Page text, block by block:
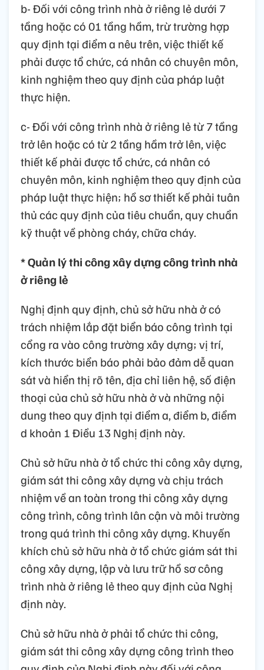
b- Đối với công trình nhà ở riêng lẻ dưới 7
tầng hoặc có 01 tầng hầm, trừ trường hợp
quy định tại điểm a nêu trên, việc thiết kế
phải được tổ chức, cá nhân có chuyên môn,
kinh nghiệm theo quy định của pháp luật
thực hiện.
c- Đối với công trình nhà ở riêng lẻ từ 7 tầng
trở lên hoặc có từ 2 tầng hầm trở lên, việc
thiết kế phải được tổ chức, cá nhân có
chuyên môn, kinh nghiệm theo quy định của
pháp luật thực hiện; hồ sơ thiết kế phải tuân
thủ các quy định của tiêu chuẩn, quy chuẩn
kỹ thuật về phòng cháy, chữa cháy.
* Quản lý thi công xây dựng công trình nhà
ở riêng lẻ
Nghị định quy định, chủ sở hữu nhà ở có
trách nhiệm lắp đặt biển báo công trình tại
cổng ra vào công trường xây dựng; vị trí,
kích thước biển báo phải bảo đảm dễ quan
sát và hiển thị rõ tên, địa chỉ liên hệ, số điện
thoại của chủ sở hữu nhà ở và những nội
dung theo quy định tại điểm a, điểm b, điểm
d khoản 1 Điều 13 Nghị định này.
Chủ sở hữu nhà ở tổ chức thi công xây dựng,
giám sát thi công xây dựng và chịu trách
nhiệm về an toàn trong thi công xây dựng
công trình, công trình lân cận và môi trường
trong quá trình thi công xây dựng. Khuyến
khích chủ sở hữu nhà ở tổ chức giám sát thi
công xây dựng, lập và lưu trữ hồ sơ công
trình nhà ở riêng lẻ theo quy định của Nghị
định này.
Chủ sở hữu nhà ở phải tổ chức thi công,
giám sát thi công xây dựng công trình theo